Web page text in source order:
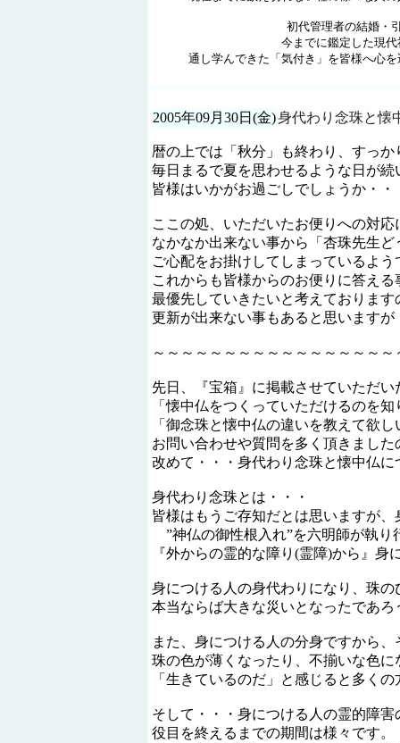
初代管理者の結婚・
今までに鑑定した現
通し学んできた「気付き」
2005年09月30日(金)身代わり念珠と懐
暦の上では「秋分」も終わり、すっ
毎日まるで夏を思わせるような日が続
皆様はいかがお過ごしでしょうか・・
ここの処、いただいたお便りへの対
なかなか出来ない事から「杏珠先生
ご心配をお掛けしてしまっているよ
これからも皆様からのお便りに答える
最優先していきたいと考えておりま
更新が出来ない事もあると思います
～～～～～～～～～～～～～～～～
先日、『宝箱』に掲載させていただ
「懐中仏をつくっていただけるのを
「御念珠と懐中仏の違いを教えて欲
お問い合わせや質問を多く頂きました
改めて・・・身代わり念珠と懐中仏
身代わり念珠とは・・・
皆様はもうご存知だとは思いますが
”神仏の御性根入れ”を六明師が執り
『外からの霊的な障り(霊障)から』
身につける人の身代わりになり、珠
本当ならば大きな災いとなったであ
また、身につける人の分身ですから
珠の色が薄くなったり、不揃いな色
「生きているのだ」と感じると多く
そして・・・身につける人の霊的障
役目を終えるまでの期間は様々です。